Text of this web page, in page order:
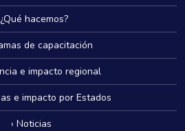
hacemos?
de capacitación
e impacto regional
e impacto por Estados
› Noticias